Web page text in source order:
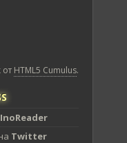
от HTML5 Cumulus.
InoReader
Twitter